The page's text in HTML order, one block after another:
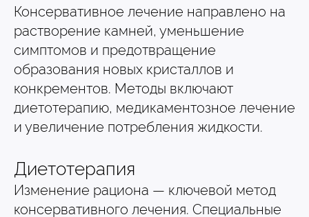
Консервативное лечение направлено на
растворение камней, уменьшение
симптомов и предотвращение
образования новых кристаллов и
конкрементов. Методы включают
диетотерапию, медикаментозное лечение
и увеличение потребления жидкости.
Диетотерапия
Изменение рациона — ключевой метод
консервативного лечения. Специальные